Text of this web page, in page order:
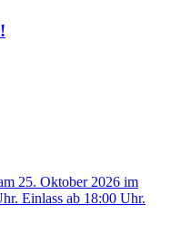
25. Oktober 2026 im
Einlass ab 18:00 Uhr.